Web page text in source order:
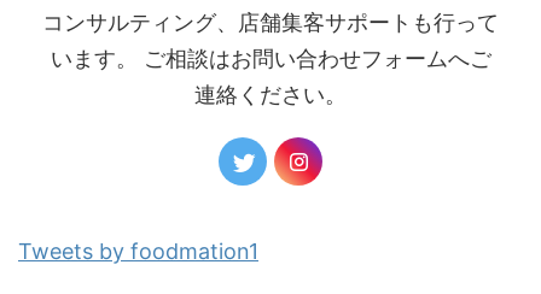
コンサルティング、店舗集客サポートも行って
います。 ご相談はお問い合わせフォームへご
連絡ください。
Tweets by foodmation1